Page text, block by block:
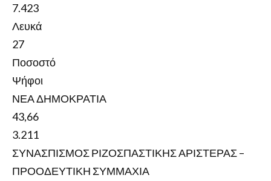
7.423
Λευκά
27
Ποσοστό
Ψήφοι
ΝΕΑ ΔΗΜΟΚΡΑΤΙΑ
43,66
3.211
ΣΥΝΑΣΠΙΣΜΟΣ ΡΙΖΟΣΠΑΣΤΙΚΗΣ ΑΡΙΣΤΕΡΑΣ –
ΠΡΟΟΔΕΥΤΙΚΗ ΣΥΜΜΑΧΙΑ